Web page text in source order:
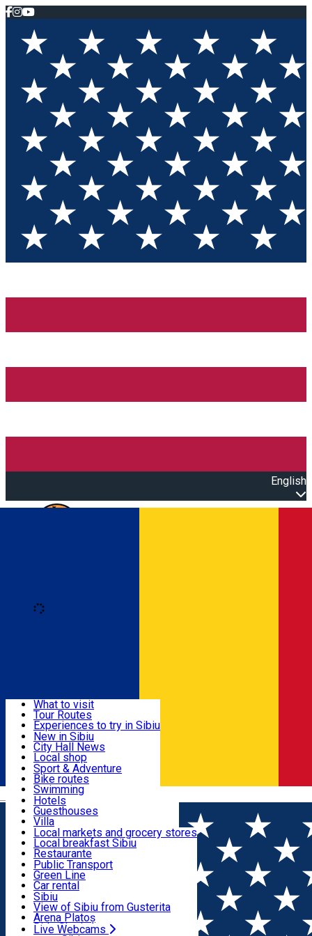
English
Română
Useful info
Activities & Adventure
Accommodation
Food, Drinks & Nightlife
Transport & Parking
Live Webcams
What to visit
Tour Routes
Experiences to try in Sibiu
Podcast
Culture
Museums
Churches
Parks, Zoo
County of Sibiu
New in Sibiu
City Hall News
Local shop
Sibiu artisans
Sibiul Verde
Public services
Education
How do I get to Sibiu
Tourist Info
Tour Guides
Guided tours
Publicații locale
Beauty salons
Sport & Adventure
Bike routes
Swimming
Riding
Indoor activities
Loc de joacă indoor
Loc de joacă outdoor
Ski
Ice skating
Yoga
Hotels
Guesthouses
Villa
Hostels
Motel
Camping
Renting rooms
Rooms for rent
Accommodation outside Sibiu
Local markets and grocery stores
Local breakfast Sibiu
Restaurante
Pizza
Fast Food
Coffee
Sweets
Pub, Bar
Night clubs
Bakeries
Public Transport
Green Line
Car rental
Rent a bike
Scooter rentals
Taxi
Ride Sharing
Sibiu
View of Sibiu from Gusterita
Arena Platoș
Live Webcams